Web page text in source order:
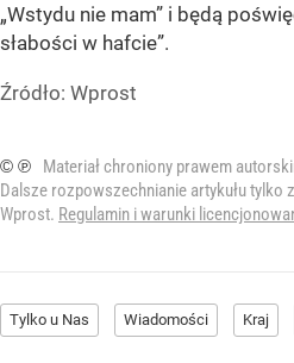
„Wstydu nie mam” i będą
słabości w hafcie”.
Źródło: Wprost
© ℗
Materiał chroniony prawem
Dalsze rozpowszechnianie artykułu tylko
Wprost. Regulamin i warunki
Tylko u Nas Wiadomości Kraj